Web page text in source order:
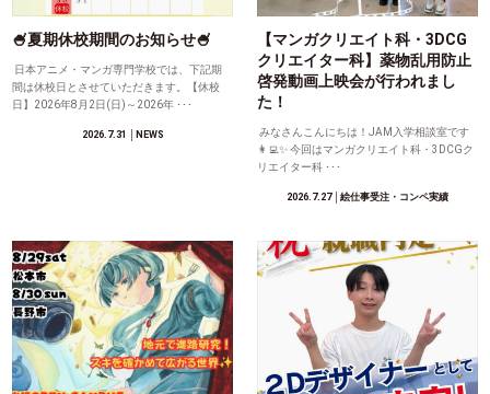
🍧夏期休校期間のお知らせ🍧
日本アニメ・マンガ専門学校では、下記期
間は休校日とさせていただきます。【休校
日】2026年8月2日(日)～2026年 ･･･
2026.7.31 │NEWS
【マンガクリエイト科・3DCG
クリエイター科】薬物乱用防止
啓発動画上映会が行われまし
た！
みなさんこんにちは！JAM入学相談室です
👩‍💻✨ 今回はマンガクリエイト科・3DCGク
リエイター科 ･･･
2026.7.27│絵仕事受注・コンペ実績